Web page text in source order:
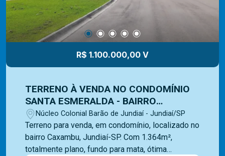
Mediterrâneo Imóveis é especializada e recebe
treinamento exclusivo para melhor te atender.
Ligue e solicite seu atendimento!
R$ 1.100.000,00 V
TERRENO À VENDA NO CONDOMÍNIO
SANTA ESMERALDA - BAIRRO
CAXAMBU - JUNDIAÍ/SP
Núcleo Colonial Barão de Jundiaí - Jundiaí/SP
Terreno para venda, em condomínio, localizado no
bairro Caxambu, Jundiaí-SP. Com 1.364m²,
totalmente plano, fundo para mata, ótima